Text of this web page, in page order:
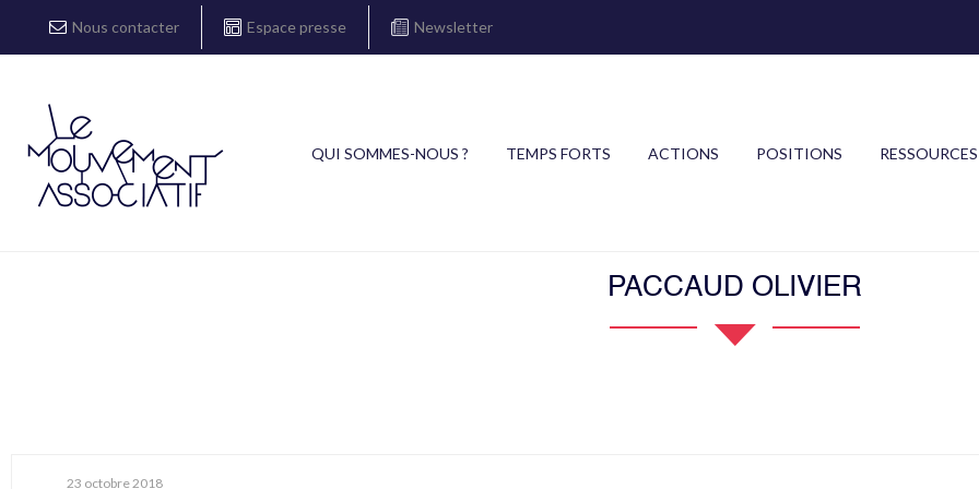
Nous contacter Espace presse Newsletter
QUI SOMMES-NOUS ? TEMPS FORTS ACTIONS POSITIONS RESSOURCES
PACCAUD OLIVIER
23 octobre 2018